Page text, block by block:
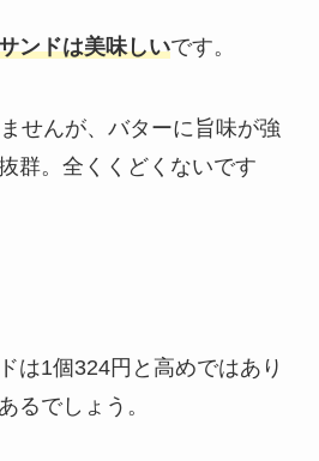
ンドは美味しいです。
せんが、バターに旨味が強
群。全くくどくないです
は1個324円と高めではあり
るでしょう。